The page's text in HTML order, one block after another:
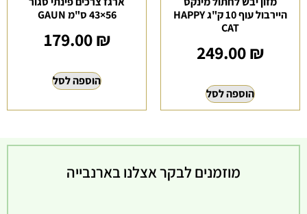
היירבול עוף 10 ק"ג HAPPY
CAT
249.00₪
הוספה לסל
56×43 ס"מ GAUN
179.00₪
הוספה לסל
מוזמנים לבקר אצלנו בארנבייה